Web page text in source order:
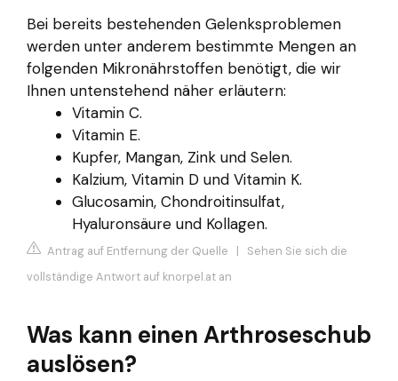
Bei bereits bestehenden Gelenksproblemen
werden unter anderem bestimmte Mengen an
folgenden Mikronährstoffen benötigt, die wir
Ihnen untenstehend näher erläutern:
Vitamin C.
Vitamin E.
Kupfer, Mangan, Zink und Selen.
Kalzium, Vitamin D und Vitamin K.
Glucosamin, Chondroitinsulfat,
Hyaluronsäure und Kollagen.
Antrag auf Entfernung der Quelle | Sehen Sie sich die
vollständige Antwort auf knorpel.at an
Was kann einen Arthroseschub
auslösen?